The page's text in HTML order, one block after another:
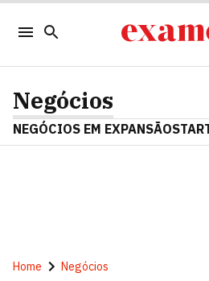
Negócios
NEGÓCIOS EM EXPANSÃO
Home Negócios